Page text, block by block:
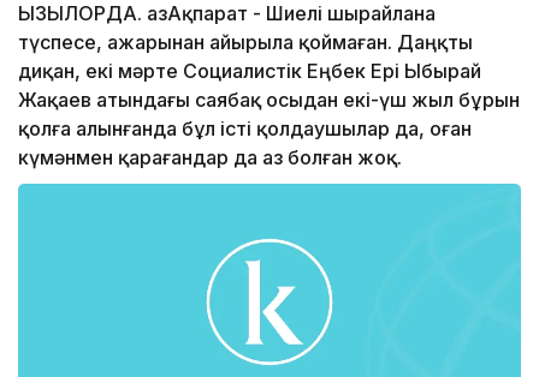
ҚЫЗЫЛОРДА. ҚазАқпарат - Шиелі шырайлана
түспесе, ажарынан айырыла қоймаған. Даңқты
диқан, екі мәрте Социалистік Еңбек Ері Ыбырай
Жақаев атындағы саябақ осыдан екі-үш жыл бұрын
қолға алынғанда бұл істі қолдаушылар да, оған
күмәнмен қарағандар да аз болған жоқ.